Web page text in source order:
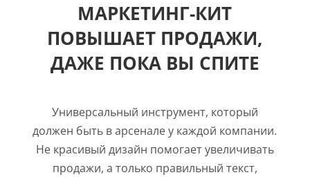
МАРКЕТИНГ-КИТ
ПОВЫШАЕТ ПРОДАЖИ,
ДАЖЕ ПОКА ВЫ СПИТЕ
Универсальный инструмент, который
должен быть в арсенале у каждой компании.
Не красивый дизайн помогает увеличивать
продажи, а только правильный текст,